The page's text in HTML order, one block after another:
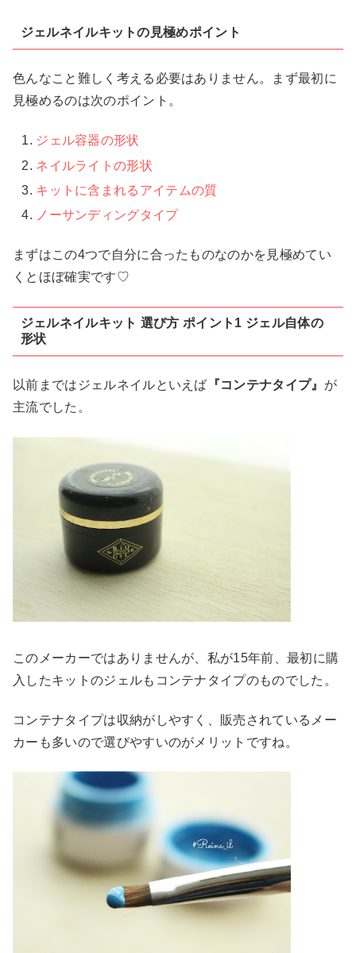
ジェルネイルキットの見極めポイント
色んなこと難しく考える必要はありません。まず最初に
見極めるのは次のポイント。
ジェル容器の形状
ネイルライトの形状
キットに含まれるアイテムの質
ノーサンディングタイプ
まずはこの4つで自分に合ったものなのかを見極めてい
くとほぼ確実です♡
ジェルネイルキット 選び方 ポイント1 ジェル自体の
形状
以前まではジェルネイルといえば 『コンテナタイプ』 が
主流でした。
このメーカーではありませんが、私が15年前、最初に購
入したキットのジェルもコンテナタイプのものでした。
コンテナタイプは収納がしやすく、販売されているメー
カーも多いので選びやすいのがメリットですね。